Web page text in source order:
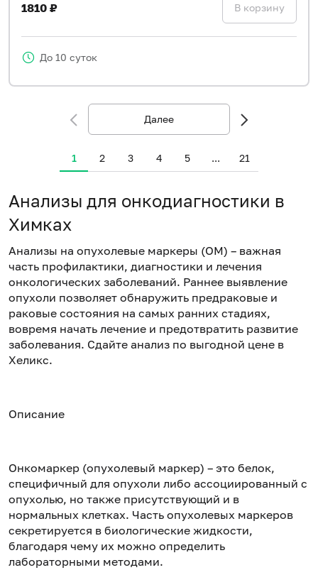
1810 ₽ В корзину
До 10 суток
Далее
1 2 3 4 5 ... 21
Анализы для онкодиагностики в
Химках
Анализы на опухолевые маркеры (ОМ) – важная
часть профилактики, диагностики и лечения
онкологических заболеваний. Раннее выявление
опухоли позволяет обнаружить предраковые и
раковые состояния на самых ранних стадиях,
вовремя начать лечение и предотвратить развитие
заболевания. Сдайте анализ по выгодной цене в
Хеликс.
Описание
Онкомаркер (опухолевый маркер) – это белок,
специфичный для опухоли либо ассоциированный с
опухолью, но также присутствующий и в
нормальных клетках. Часть опухолевых маркеров
секретируется в биологические жидкости,
благодаря чему их можно определить
лабораторными методами.